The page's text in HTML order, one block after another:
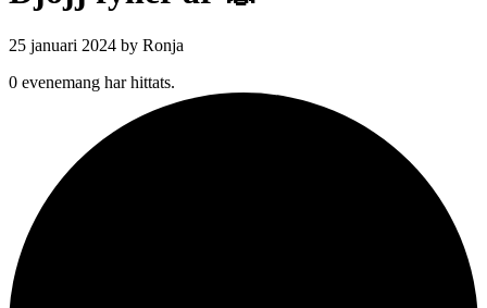
25 januari 2024 by Ronja
0 evenemang har hittats.